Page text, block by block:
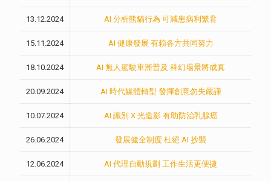
13.12.2024 AI 分析熊貓行為 可減患病利繁育
15.11.2024 AI 健康發展 有賴各方共同努力
18.10.2024 AI 無人駕駛車漸普及 科幻場景將成真
20.09.2024 AI 時代媒體轉型 發揮創意勿失嚴謹
10.07.2024 AI 識別 X 光造影 有助防治乳腺癌
26.06.2024 發展健全制度 杜絕 AI 抄襲
12.06.2024 AI 代理自動規劃 工作生活更便捷